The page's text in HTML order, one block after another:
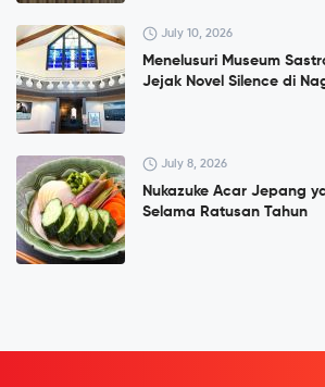
July 10, 2026
Menelusuri Museum
Jejak Novel Silence di
July 8, 2026
Nukazuke Acar Jepang
Selama Ratusan Tahun